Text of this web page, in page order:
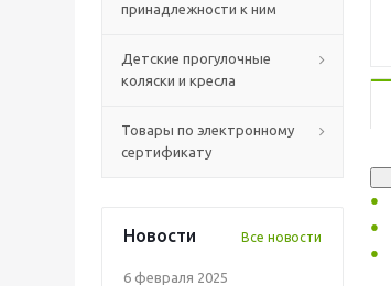
принадлежности к ним
Детские прогулочные
коляски и кресла
Товары по электронному
сертификату
Новости Все новости
6 февраля 2025